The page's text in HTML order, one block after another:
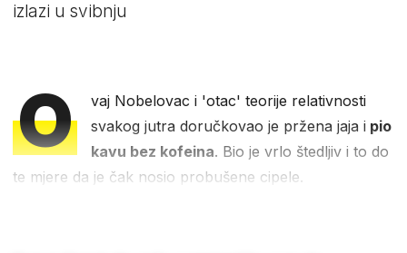
izlazi u svibnju
O
vaj Nobelovac i 'otac' teorije relativnosti
svakog jutra doručkovao je pržena jaja i pio
kavu bez kofeina. Bio je vrlo štedljiv i to do
te mjere da je čak nosio probušene cipele.